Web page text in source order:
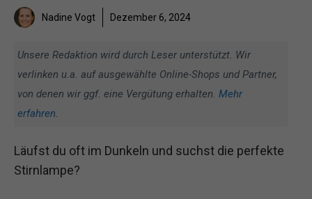
Nadine Vogt Dezember 6, 2024
Unsere Redaktion wird durch Leser unterstützt. Wir
verlinken u.a. auf ausgewählte Online-Shops und Partner,
von denen wir ggf. eine Vergütung erhalten. Mehr
erfahren.
Läufst du oft im Dunkeln und suchst die perfekte
Stirnlampe?